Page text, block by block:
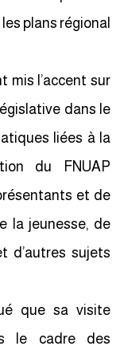
plans régional
mis l’accent sur
dans le
liées à la
du FNUAP
et de
la jeunesse, de
d’autres sujets
que sa visite
le cadre des